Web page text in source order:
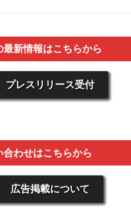
新情報はこちらから
プレスリリース受付
わせはこちらから
広告掲載について